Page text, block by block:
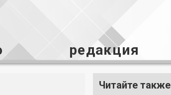
редакция
Читайте также